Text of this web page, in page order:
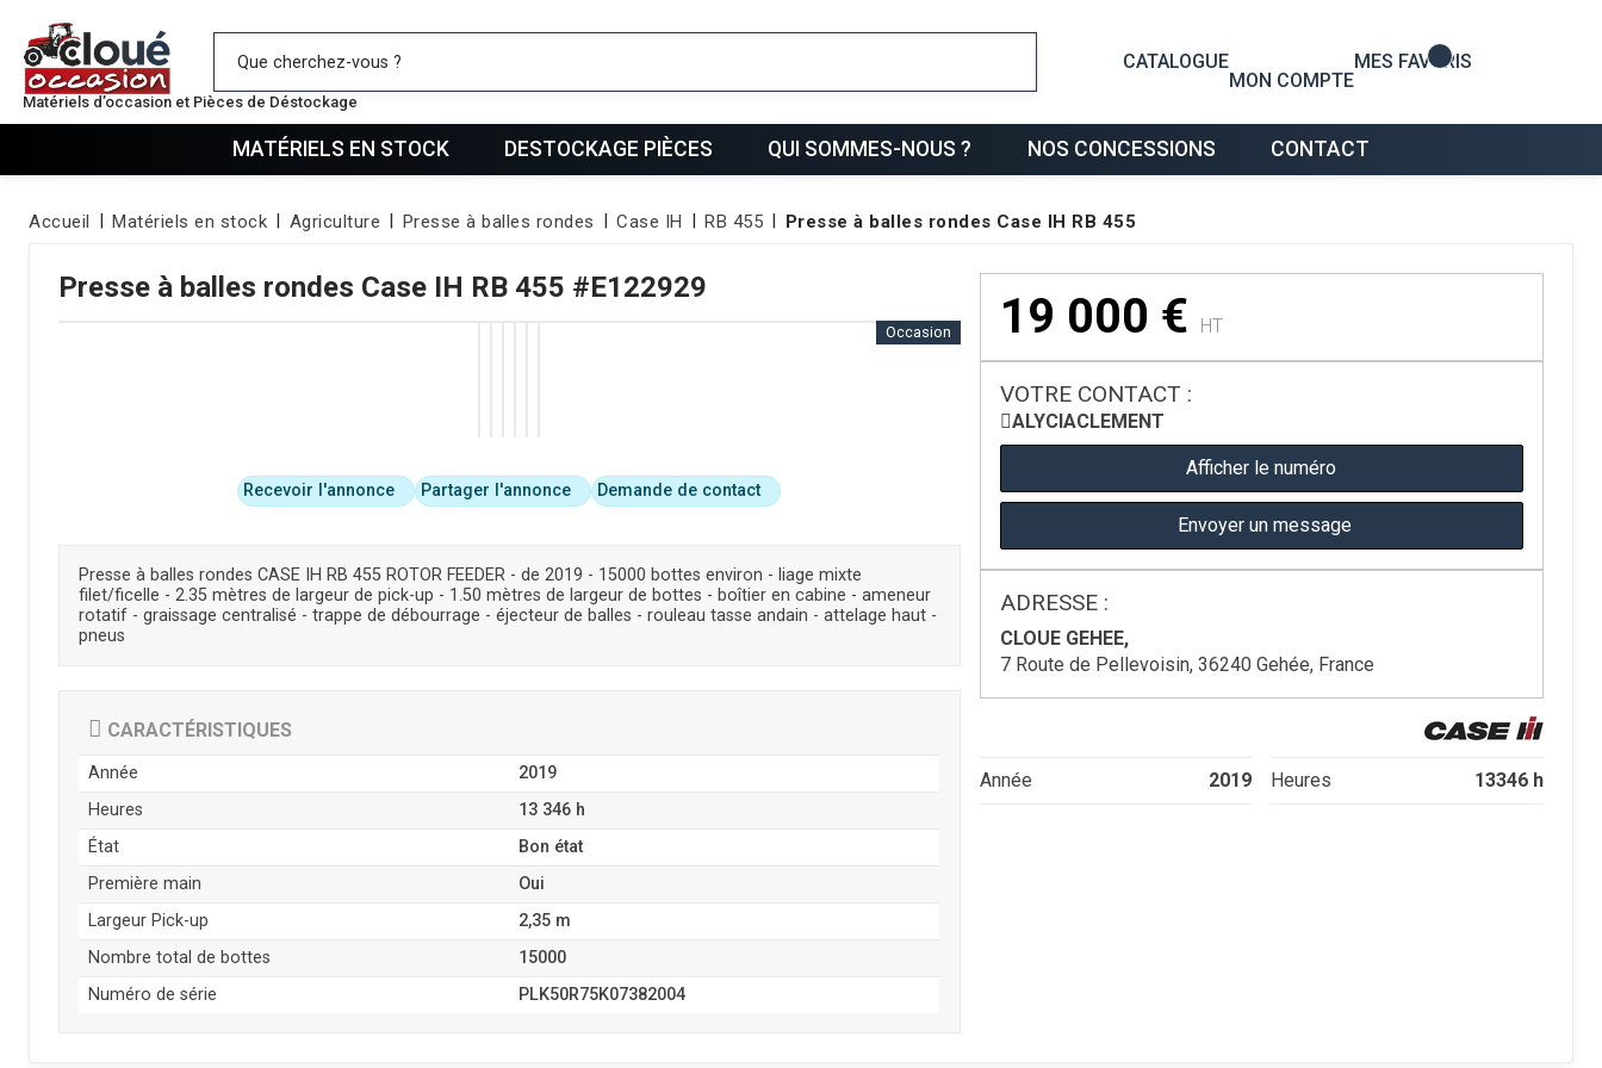
Matériels d’occasion et Pièces de Déstockage
CATALOGUE
MON COMPTE
MES FAVORIS
Mes favoris
MATÉRIELS EN STOCK DESTOCKAGE PIÈCES QUI SOMMES-NOUS ? NOS CONCESSIONS CONTACT
Accueil Matériels en stock Agriculture Presse à balles rondes Case IH RB 455 Presse à balles rondes Case IH RB 455
Presse à balles rondes Case IH RB 455 #E122929
Occasion
Presse à balles rondes CASE IH RB 455 ROTOR FEEDER - de 2019 - 15000 bottes environ - liage mixte
filet/ficelle - 2.35 mètres de largeur de pick-up - 1.50 mètres de largeur de bottes - boîtier en cabine - ameneur
rotatif - graissage centralisé - trappe de débourrage - éjecteur de balles - rouleau tasse andain - attelage haut -
pneus
Demande de contact
Partager l'annonce
Recevoir l'annonce
CARACTÉRISTIQUES
Année
2019
Heures
13 346 h
État
Bon état
Première main
Oui
Largeur Pick-up
2,35 m
Nombre total de bottes
15000
Numéro de série
PLK50R75K07382004
19 000 € HT
VOTRE CONTACT :
ALYCIACLEMENT
Afficher le numéro
Envoyer un message
ADRESSE :
CLOUE GEHEE,
7 Route de Pellevoisin, 36240 Gehée, France
Année 2019 Heures 13346 h